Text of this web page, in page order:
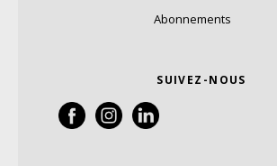
Abonnements
SUIVEZ-NOUS